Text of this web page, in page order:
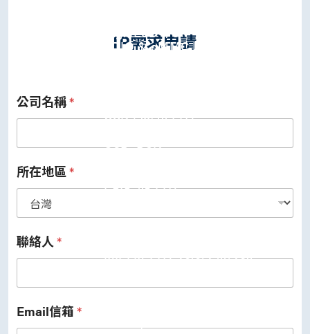
High ESD I/O
SDIO & eMMC I/O
USB 2.0/1.1 PHY
USB_BCK
PCIe 4.0 PHY
MIPI M-PHY v5.0/v4.1/v3.1
IP需求申請
公司名稱*
所在地區*
聯絡人*
Email信箱 *